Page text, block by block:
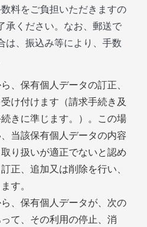
料をご負担いただきますの
承ください。なお、郵送で
は、振込み等により、手数
、保有個人データの訂正、
け付けます（請求手続き及
きに準じます。）。この場
当該保有個人データの内容
り扱いが適正でないと認め
正、追加又は削除を行い、
す。
、保有個人データが、次の
て、その利用の停止、消